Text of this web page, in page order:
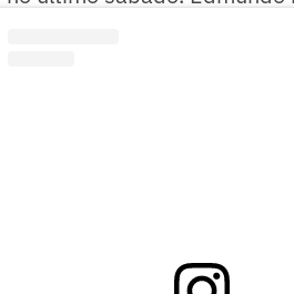
venceu um Brasileirão e